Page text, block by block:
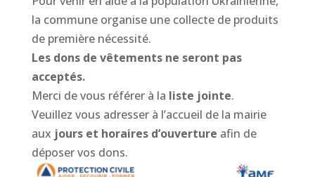
la commune organise une collecte de produits
de première nécessité.
Les dons de vêtements ne seront pas
acceptés.
Merci de vous référer à la liste jointe.
Veuillez vous adresser à l’accueil de la mairie
aux jours et horaires d’ouverture afin de
déposer vos dons.